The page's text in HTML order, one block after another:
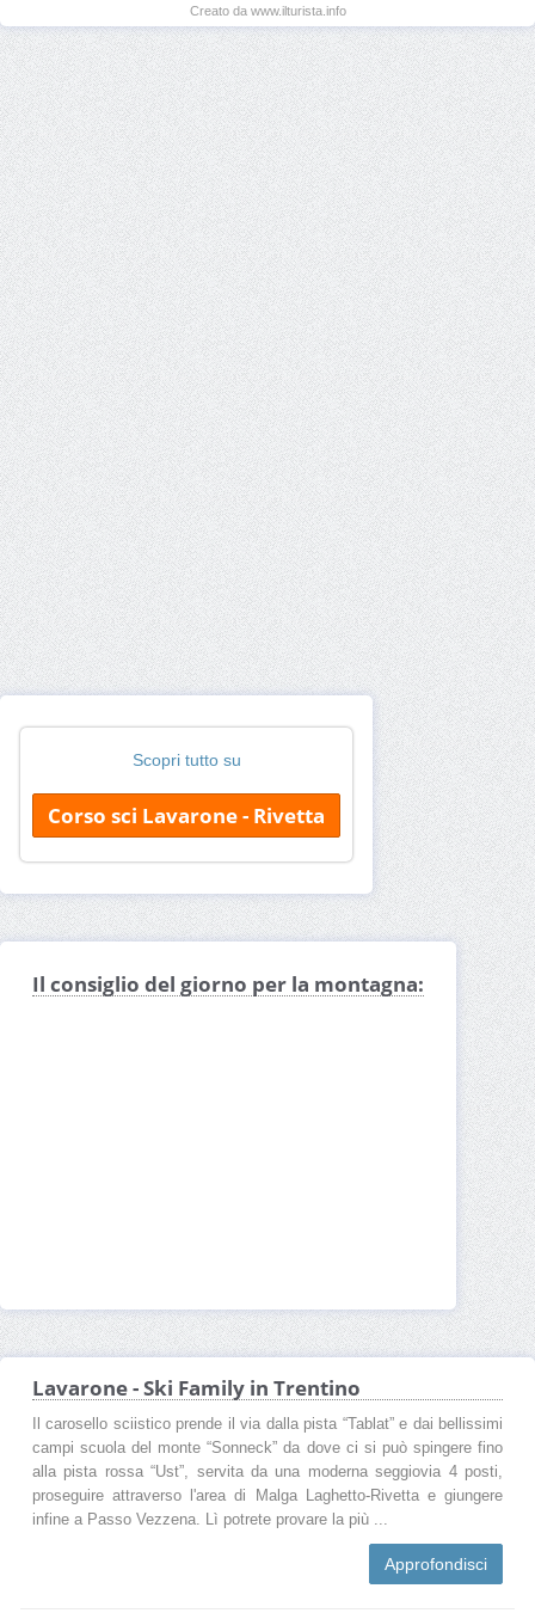
Creato da www.ilturista.info
Scopri tutto su
Corso sci Lavarone - Rivetta
Il consiglio del giorno per la montagna:
Lavarone - Ski Family in Trentino
Il carosello sciistico prende il via dalla pista “Tablat” e dai bellissimi
campi scuola del monte “Sonneck” da dove ci si può spingere fino
alla pista rossa “Ust”, servita da una moderna seggiovia 4 posti,
proseguire attraverso l'area di Malga Laghetto-Rivetta e giungere
infine a Passo Vezzena. Lì potrete provare la più ...
Approfondisci